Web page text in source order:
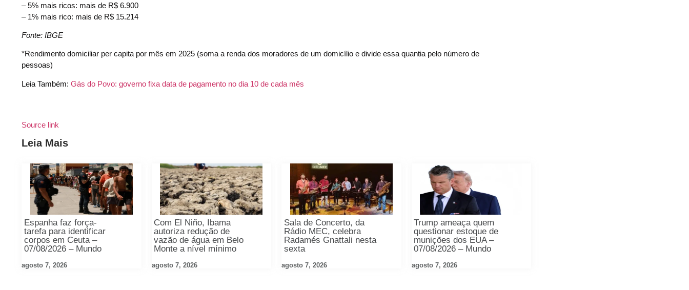
– 5% mais ricos: mais de R$ 6.900
– 1% mais rico: mais de R$ 15.214
Fonte: IBGE
*Rendimento domiciliar per capita por mês em 2025 (soma a renda dos moradores de um domicílio e divide essa quantia pelo número de
pessoas)
Leia Também: Gás do Povo: governo fixa data de pagamento no dia 10 de cada mês
Source link
Leia Mais
Espanha faz força-
tarefa para identificar
corpos em Ceuta –
07/08/2026 – Mundo
agosto 7, 2026
Com El Niño, Ibama
autoriza redução de
vazão de água em Belo
Monte a nível mínimo
agosto 7, 2026
Sala de Concerto, da
Rádio MEC, celebra
Radamés Gnattali nesta
sexta
agosto 7, 2026
Trump ameaça quem
questionar estoque de
munições dos EUA –
07/08/2026 – Mundo
agosto 7, 2026